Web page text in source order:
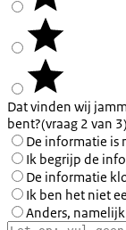
Dat vinden wij
bent?(vraag 2 van 3)
De informatie is
Ik begrijp de
De informatie
Ik ben het niet
Anders,